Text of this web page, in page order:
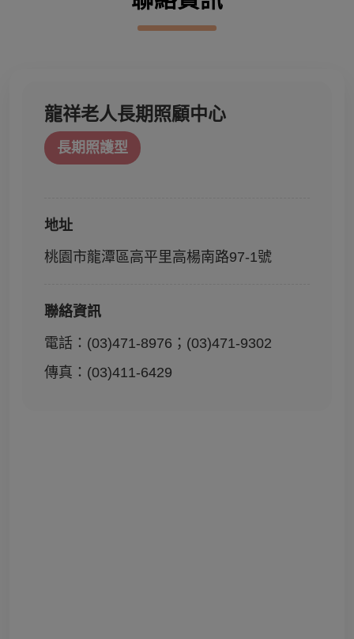
龍祥老人長期照顧中心
長期照護型
地址
桃園市龍潭區高平里高楊南路97-1號
聯絡資訊
電話：(03)471-8976；(03)471-9302
傳真：(03)411-6429